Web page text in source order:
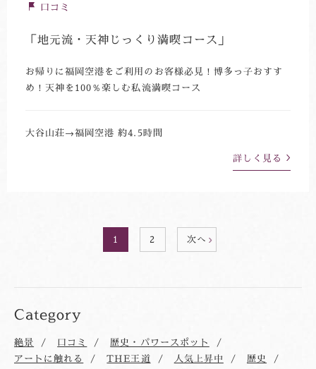
口コミ
「地元流・天神じっくり満喫コース」
お帰りに福岡空港をご利用のお客様必見！博多っ子おすす
め！天神を100％楽しむ私流満喫コース
大谷山荘→福岡空港 約4.5時間
詳しく見る
1 2 次へ
Category
絶景 口コミ
歴史・パワースポット
アートに触れる
THE王道 人気上昇中 歴史